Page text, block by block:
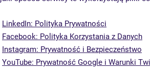
LinkedIn: Polityka Prywatności
Facebook: Polityka Korzystania z Danych
Instagram: Prywatność i Bezpieczeństwo
YouTube: Prywatność Google i Warunki